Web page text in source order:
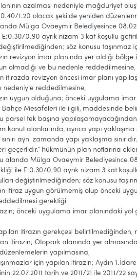
azalması nedeniyle mağduriyet
0.40/1.20 olacak şekilde yeniden
Mülga Ovaeymir Belediyesince
0.90 ayrık nizam 3 kat koşullu
söz konusu taşınmaz
revizyon imar planında yer aldığı
olmadığı ve bu nedenle reddedilmesine,
itirazda revizyon öncesi imar planı
nedeniyle reddedilmesine,
uygun olduğuna; önceki uygulama
Mesafeleri ile ilgili, maddesinde
tek başına
konut alanlarında, ayrıca yapı yaklaşma
aynı zamanda yapı yaklaşma
geçerlidir.” hükmünün plan notlarına
alanda Mülga Ovaeymir Belediyesince
ile E:0.30/0.90 ayrık nizam 3 kat
değiştirilmediğinden; söz konusu
itiraz uygun görülmemiş olup önceki
gerektiği
önceki uygulama imar planındaki
itirazın gerekçesi belirtilmediğinden,
itirazın; Otopark alanında yer
yapılmasına,
için yapılan itirazın; Aydın 1.İdare
22.07.2011 tarih ve 2011/21 ile 2011/22